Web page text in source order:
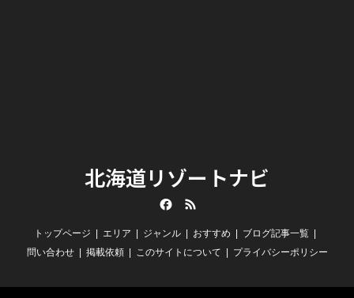
北海道リゾートナビ
トップページ エリア ジャンル おすすめ
ブログ記事一覧
問い合わせ
掲載依頼 このサイトについて プライバシーポリシー